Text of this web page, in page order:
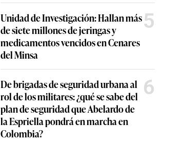
Unidad de Investigación: Hallan más
de siete millones de jeringas y
medicamentos vencidos en Cenares
del Minsa
5
De brigadas de seguridad urbana al
rol de los militares: ¿qué se sabe del
plan de seguridad que Abelardo de
la Espriella pondrá en marcha en
Colombia?
6